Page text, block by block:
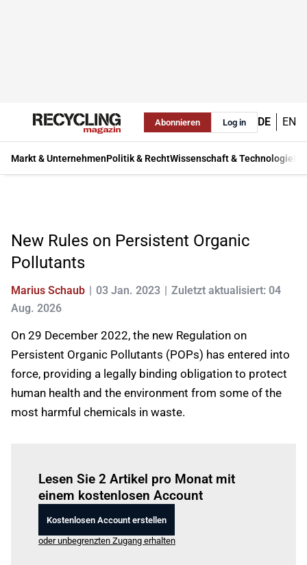
Abonnieren Log in DE EN
Markt & UnternehmenPolitik & RechtWissenschaft & Technologie
New Rules on Persistent Organic
Pollutants
Marius Schaub 03 Jan. 2023
Zuletzt aktualisiert: 04
Aug. 2026
On 29 December 2022, the new Regulation on
Persistent Organic Pollutants (POPs) has entered into
force, providing a legally binding obligation to protect
human health and the environment from some of the
most harmful chemicals in waste.
Lesen Sie 2 Artikel pro Monat mit
einem kostenlosen Account
Kostenlosen Account erstellen
oder unbegrenzten Zugang erhalten